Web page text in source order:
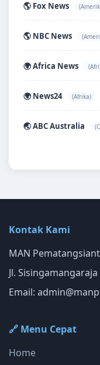
🌎 Fox News
🌎 NBC News
🌍 Africa News
🌍 News24 (Afrika)
🌏 ABC Australia
Kontak Kami
MAN
Jl. Sisingamangaraja
Email:
🔗 Menu Cepat
Home